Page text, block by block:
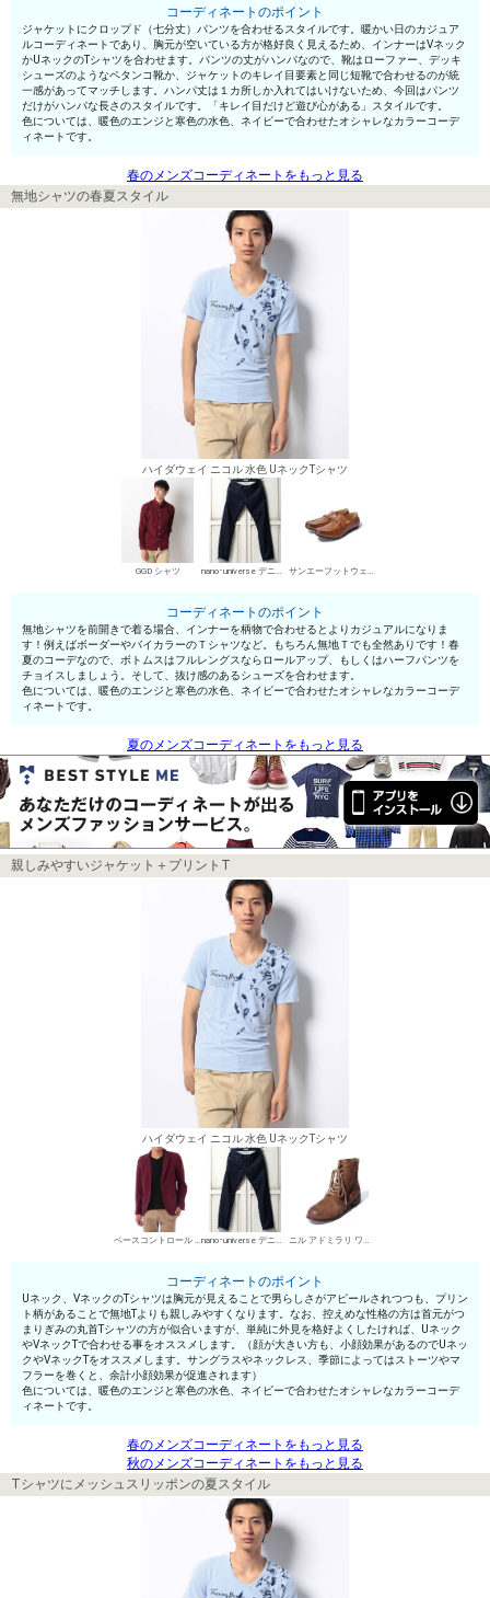
コーディネートのポイント
ジャケットにクロップド（七分丈）パンツを合わせるスタイルです。暖かい日のカジュア
ルコーディネートであり、胸元が空いている方が格好良く見えるため、インナーはVネック
かUネックのTシャツを合わせます。パンツの丈がハンパなので、靴はローファー、デッキ
シューズのようなペタンコ靴か、ジャケットのキレイ目要素と同じ短靴で合わせるのが統
一感があってマッチします。ハンパ丈は１カ所しか入れてはいけないため、今回はパンツ
だけがハンパな長さのスタイルです。「キレイ目だけど遊び心がある」スタイルです。
色については、暖色のエンジと寒色の水色、ネイビーで合わせたオシャレなカラーコーデ
ィネートです。
春のメンズコーディネートをもっと見る
無地シャツの春夏スタイル
ハイダウェイ ニコル 水色 UネックTシャツ
GGD シャツ nano･universe デニムパンツ・ジーンズ サンエーフットウェア ローファー
コーディネートのポイント
無地シャツを前開きで着る場合、インナーを柄物で合わせるとよりカジュアルになりま
す！例えばボーダーやバイカラーのＴシャツなど。もちろん無地Ｔでも全然ありです！春
夏のコーデなので、ボトムスはフルレングスならロールアップ、もしくはハーフパンツを
チョイスしましょう。そして、抜け感のあるシューズを合わせます。
色については、暖色のエンジと寒色の水色、ネイビーで合わせたオシャレなカラーコーデ
ィネートです。
夏のメンズコーディネートをもっと見る
親しみやすいジャケット＋プリントT
ハイダウェイ ニコル 水色 UネックTシャツ
ベースコントロール カジュアルジャケット nano･universe デニムパンツ・ジーンズ ニル アドミラリ ワークブーツ
コーディネートのポイント
Uネック、VネックのTシャツは胸元が見えることで男らしさがアピールされつつも、プリン
ト柄があることで無地Tよりも親しみやすくなります。なお、控えめな性格の方は首元がつ
まりぎみの丸首Tシャツの方が似合いますが、単純に外見を格好よくしたければ、Uネック
やVネックTで合わせる事をオススメします。（顔が大きい方も、小顔効果があるのでUネッ
クやVネックTをオススメします。サングラスやネックレス、季節によってはストーツやマ
フラーを巻くと、余計小顔効果が促進されます）
色については、暖色のエンジと寒色の水色、ネイビーで合わせたオシャレなカラーコーデ
ィネートです。
春のメンズコーディネートをもっと見る
秋のメンズコーディネートをもっと見る
Tシャツにメッシュスリッポンの夏スタイル